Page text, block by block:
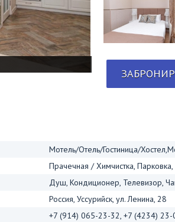
Мотель/Отель/Гостиница/
Прачечная / Химчистка,
Душ, Кондиционер, Телевизор,
Россия, Уссурийск, ул. Ленина, 28
+7 (914) 065-23-32, +7 (4234)